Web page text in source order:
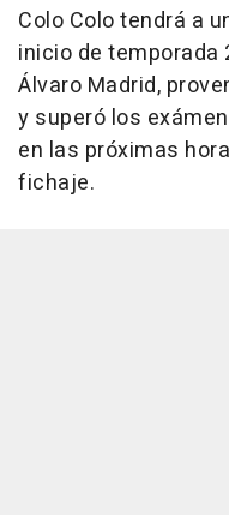
Colo Colo tendrá a
inicio de temporada
Álvaro Madrid,
y superó los
en las próximas
fichaje.